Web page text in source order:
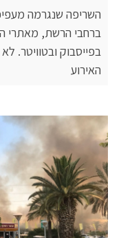
השריפה שנגרמה
ברחבי הרשת, מאתרי
בפייסבוק ובטוויטר.
האירוע